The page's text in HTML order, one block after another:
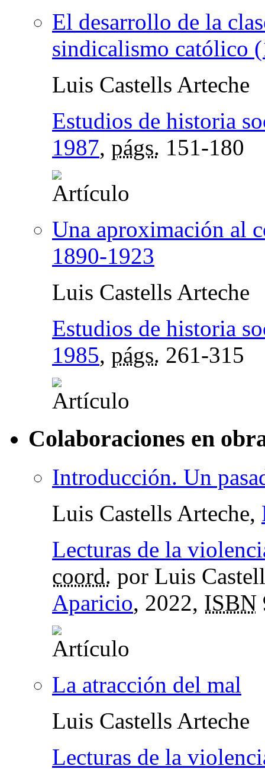
El desarrollo de la
sindicalismo católico
Luis Castells Arteche
Estudios de historia
1987, págs. 151-180
Una aproximación al
1890-1923
Luis Castells Arteche
Estudios de historia
1985, págs. 261-315
Colaboraciones en
Introducción. Un
Luis Castells Arteche,
Lecturas de la
coord. por Luis
Aparicio, 2022, ISBN
La atracción del mal
Luis Castells Arteche
Lecturas de la